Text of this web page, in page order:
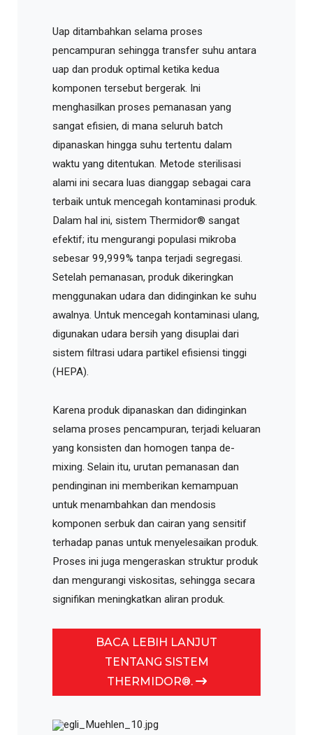
Uap ditambahkan selama proses
pencampuran sehingga transfer suhu antara
uap dan produk optimal ketika kedua
komponen tersebut bergerak. Ini
menghasilkan proses pemanasan yang
sangat efisien, di mana seluruh batch
dipanaskan hingga suhu tertentu dalam
waktu yang ditentukan. Metode sterilisasi
alami ini secara luas dianggap sebagai cara
terbaik untuk mencegah kontaminasi produk.
Dalam hal ini, sistem Thermidor® sangat
efektif; itu mengurangi populasi mikroba
sebesar 99,999% tanpa terjadi segregasi.
Setelah pemanasan, produk dikeringkan
menggunakan udara dan didinginkan ke suhu
awalnya. Untuk mencegah kontaminasi ulang,
digunakan udara bersih yang disuplai dari
sistem filtrasi udara partikel efisiensi tinggi
(HEPA).
Karena produk dipanaskan dan didinginkan
selama proses pencampuran, terjadi keluaran
yang konsisten dan homogen tanpa de-
mixing. Selain itu, urutan pemanasan dan
pendinginan ini memberikan kemampuan
untuk menambahkan dan mendosis
komponen serbuk dan cairan yang sensitif
terhadap panas untuk menyelesaikan produk.
Proses ini juga mengeraskan struktur produk
dan mengurangi viskositas, sehingga secara
signifikan meningkatkan aliran produk.
BACA LEBIH LANJUT
TENTANG SISTEM
THERMIDOR®.